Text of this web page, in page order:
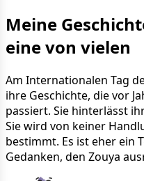
Meine
eine von vielen
Am Internationalen Tag
ihre Geschichte, die vor
passiert. Sie hinterlässt
Sie wird von keiner
bestimmt. Es ist eher ein
Gedanken, den Zouya